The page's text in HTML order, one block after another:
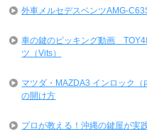
外車メルセデスベンツAMG-
車の鍵のピッキング動画
ツ（Vits）
マツダ・MAZDA3 インロック
の開け方
プロが教える！沖縄の鍵屋が実